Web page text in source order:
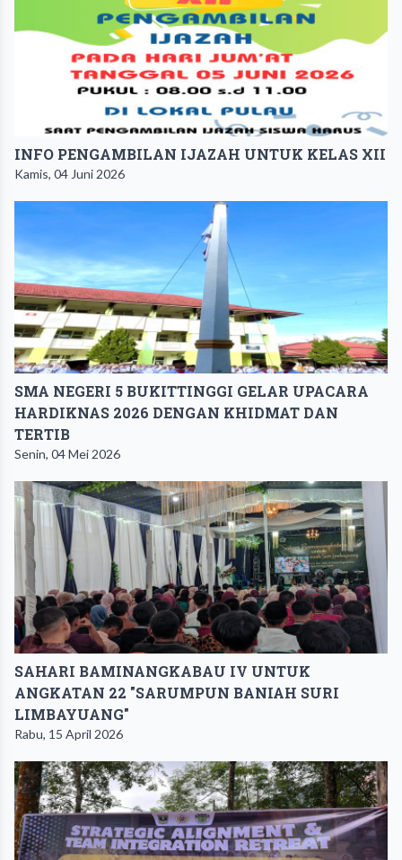
INFO PENGAMBILAN IJAZAH UNTUK KELAS XII
Kamis, 04 Juni 2026
SMA NEGERI 5 BUKITTINGGI GELAR UPACARA
HARDIKNAS 2026 DENGAN KHIDMAT DAN
TERTIB
Senin, 04 Mei 2026
SAHARI BAMINANGKABAU IV UNTUK
ANGKATAN 22 "SARUMPUN BANIAH SURI
LIMBAYUANG"
Rabu, 15 April 2026